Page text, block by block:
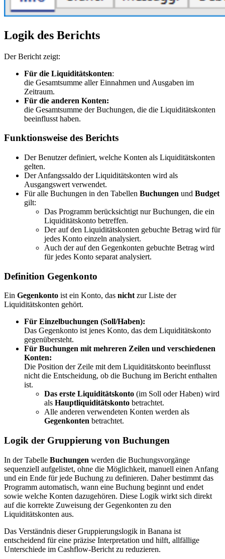
Logik des Berichts
Der Bericht zeigt:
Für die Liquiditätskonten:
die Gesamtsumme aller Einnahmen und Ausgaben im
Zeitraum.
Für die anderen Konten:
die Gesamtsumme der Buchungen, die die Liquiditätskonten
beeinflusst haben.
Funktionsweise des Berichts
Der Benutzer definiert, welche Konten als Liquiditätskonten
gelten.
Der Anfangssaldo der Liquiditätskonten wird als
Ausgangswert verwendet.
Für alle Buchungen in den Tabellen Buchungen und Budget
gilt:
Das Programm berücksichtigt nur Buchungen, die ein
Liquiditätskonto betreffen.
Der auf den Liquiditätskonten gebuchte Betrag wird für
jedes Konto einzeln analysiert.
Auch der auf den Gegenkonten gebuchte Betrag wird
für jedes Konto separat analysiert.
Definition Gegenkonto
Ein Gegenkonto ist ein Konto, das nichtzur Liste der
Liquiditätskonten gehört.
Für Einzelbuchungen (Soll/Haben):
Das Gegenkonto ist jenes Konto, das dem Liquiditätskonto
gegenübersteht.
Für Buchungen mit mehreren Zeilen und verschiedenen
Konten:
Die Position der Zeile mit dem Liquiditätskonto beeinflusst
nicht die Entscheidung, ob die Buchung im Bericht enthalten
ist.
Das erste Liquiditätskonto (im Soll oder Haben) wird
als Hauptliquiditätskonto betrachtet.
Alle anderen verwendeten Konten werden als
Gegenkonten betrachtet.
Logik der Gruppierung von Buchungen
In der Tabelle Buchungen werden die Buchungsvorgänge
sequenziell aufgelistet, ohne die Möglichkeit, manuell einen Anfang
und ein Ende für jede Buchung zu definieren. Daher bestimmt das
Programm automatisch, wann eine Buchung beginnt und endet
sowie welche Konten dazugehören. Diese Logik wirkt sich direkt
auf die korrekte Zuweisung der Gegenkonten zu den
Liquiditätskonten aus.
Das Verständnis dieser Gruppierungslogik in Banana ist
entscheidend für eine präzise Interpretation und hilft, allfällige
Unterschiede im Cashflow-Bericht zu reduzieren.